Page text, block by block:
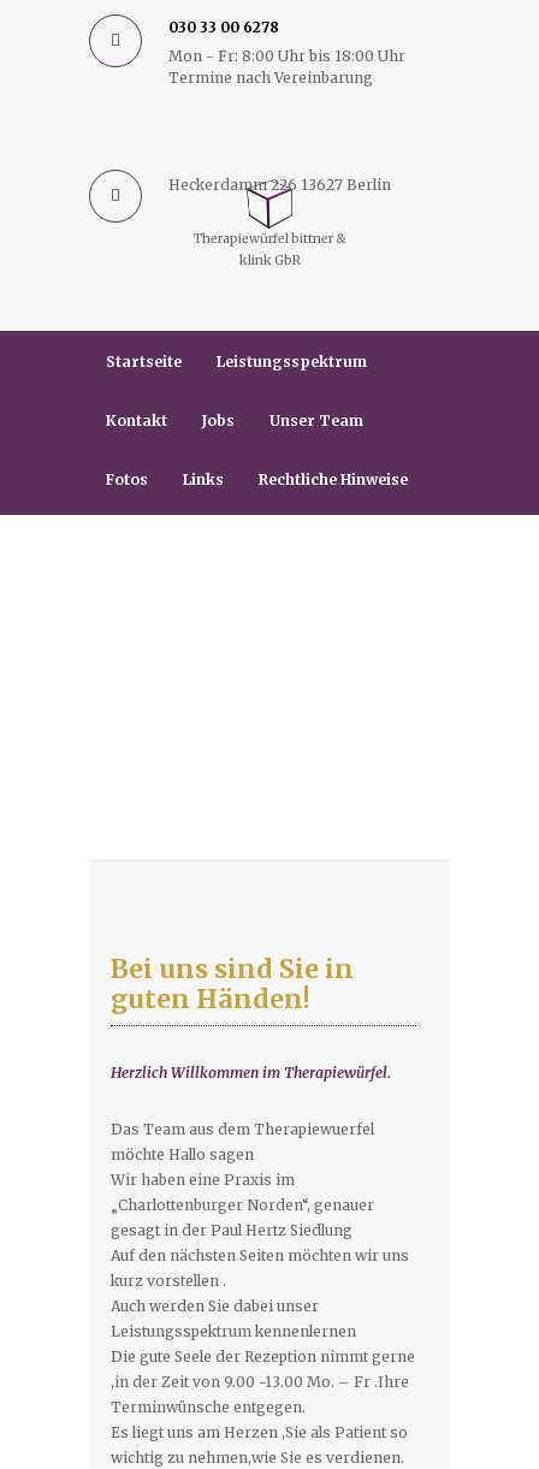
030 33 00 6278
Mon - Fr: 8:00 Uhr bis 18:00 Uhr
Termine nach Vereinbarung
Therapiewürfel bittner &
klink GbR
Heckerdamm 226 13627 Berlin
Startseite Leistungsspektrum
Kontakt Jobs Unser Team
Fotos Links Rechtliche Hinweise
Bei uns sind Sie in
guten Händen!
Herzlich Willkommen im Therapiewürfel.
Das Team aus dem Therapiewuerfel
möchte Hallo sagen
Wir haben eine Praxis im
„Charlottenburger Norden“, genauer
gesagt in der Paul Hertz Siedlung
Auf den nächsten Seiten möchten wir uns
kurz vorstellen .
Auch werden Sie dabei unser
Leistungsspektrum kennenlernen
Die gute Seele der Rezeption nimmt gerne
,in der Zeit von 9.00 -13.00 Mo. – Fr .Ihre
Terminwünsche entgegen.
Es liegt uns am Herzen ,Sie als Patient so
wichtig zu nehmen,wie Sie es verdienen.